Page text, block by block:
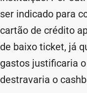
ser indicado para
cartão de crédito
de baixo ticket, já
gastos justificaria
destravaria o